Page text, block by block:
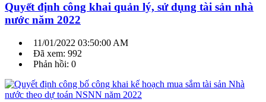
Quyết định công khai quản lý, sử dụng tài sản nhà
nước năm 2022
11/01/2022 03:50:00 AM
Đã xem: 992
Phản hồi: 0